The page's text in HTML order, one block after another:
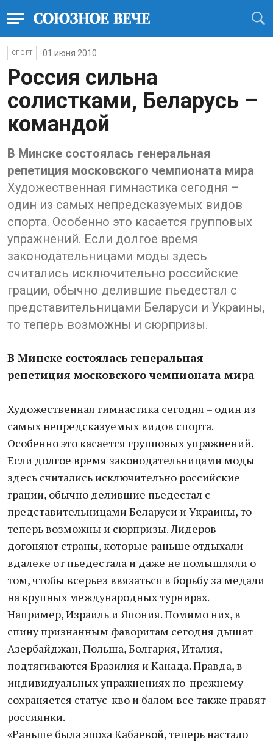
СПОРТ 01 июня 2010
Россия сильна
солистками, Беларусь –
командой
В Минске состоялась генеральная
репетиция московского чемпионата мира
Художественная гимнастика сегодня –
один из самых непредсказуемых видов
спорта. Особенно это касается групповых
упражнений. Если долгое время
законодательницами моды здесь
считались исключительно российские
грации, обычно делившие пьедестал с
представительницами Беларуси и Украины,
то теперь возможны и сюрпризы.
В Минске состоялась генеральная
репетиция московского чемпионата мира
Художественная гимнастика сегодня – один из
самых непредсказуемых видов спорта.
Особенно это касается групповых упражнений.
Если долгое время законодательницами моды
здесь считались исключительно российские
грации, обычно делившие пьедестал с
представительницами Беларуси и Украины, то
теперь возможны и сюрпризы. Лидеров
догоняют страны, которые раньше отдыхали
вдалеке от пьедестала и даже не помышляли о
том, чтобы всерьез ввязаться в борьбу за медали
на крупных международных турнирах.
Например, Израиль и Япония. Помимо них, в
спину признанным фаворитам сегодня дышат
Азербайджан, Польша, Болгария, Италия,
подтягиваются Бразилия и Канада. Правда, в
индивидуальных упражнениях по-прежнему
сохраняется статус-кво и балом все также правят
россиянки.
«Раньше была эпоха Кабаевой, теперь настало